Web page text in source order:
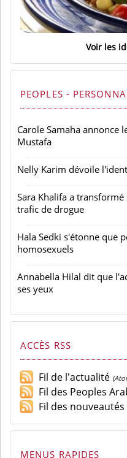
Voir les
PEOPLES -
Carole Samaha annonce
Mustafa
Nelly Karim dévoile
Sara Khalifa a
trafic de drogue
Hala Sedki s'étonne que
homosexuels
Annabella Hilal dit que
ses yeux
ACCÈS RSS
Fil de l'actualité
Fil des Peoples
Fil des nouveautés
MENUS RAPIDES